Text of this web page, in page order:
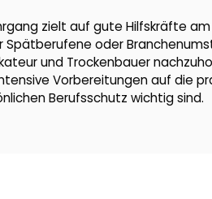
zielt auf gute Hilfskräfte
Spätberufene oder
und Trockenbauer
Vorbereitungen auf die
Berufsschutz wichtig sind.